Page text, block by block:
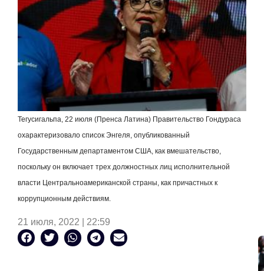
Тегусигальпа, 22 июля (Пренса Латина) Правительство Гондураса
охарактеризовало список Энгеля, опубликованный
Государственным департаментом США, как вмешательство,
поскольку он включает трех должностных лиц исполнительной
власти Центральноамериканской страны, как причастных к
коррупционным действиям.
21 июля, 2022 | 22:59